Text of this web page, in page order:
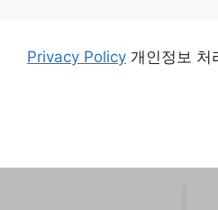
Privacy Policy 개인정보 처